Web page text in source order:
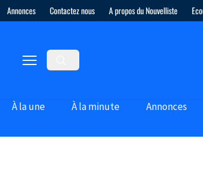
Annonces Contactez nous A propos du Nouvelliste
À la une À la minute Annonces